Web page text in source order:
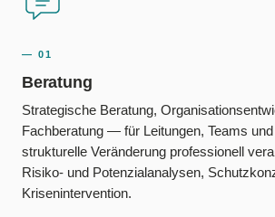
— 01
Beratung
Strategische Beratung,
Fachberatung — für Leitungen, Teams
strukturelle Veränderung professionell
Risiko- und Potenzialanalysen,
Krisenintervention.